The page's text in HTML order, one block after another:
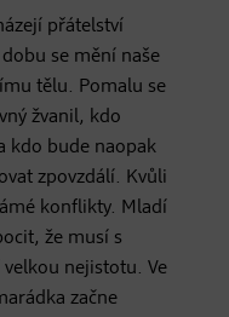
přátelství
dobu se mění naše
tělu. Pomalu se
žvanil, kdo
kdo bude naopak
zpovzdálí. Kvůli
konflikty. Mladí
že musí s
nejistotu. Ve
začne